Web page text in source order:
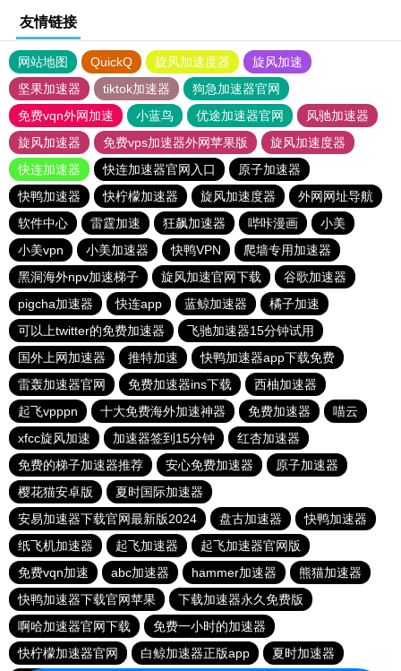
友情链接
网站地图 QuickQ 旋风加速度器
旋风加速
坚果加速器
tiktok加速器
狗急加速器官网
免费vqn外网加速
小蓝鸟 优途加速器官网
风驰加速器
旋风加速器
免费vps加速器外网苹果版
旋风加速度器
快连加速器
快连加速器官网入口
原子加速器
快鸭加速器
快柠檬加速器 旋风加速度器
外网网址导航
软件中心
雷霆加速 狂飙加速器 哔咔漫画
小美
小美vpn
小美加速器 快鸭VPN
爬墙专用加速器
黑洞海外npv加速梯子
旋风加速官网下载
谷歌加速器
pigcha加速器
快连app 蓝鲸加速器
橘子加速
可以上twitter的免费加速器
飞驰加速器15分钟试用
国外上网加速器
推特加速
快鸭加速器app下载免费
雷轰加速器官网
免费加速器ins下载
西柚加速器
起飞vpppn
十大免费海外加速神器 免费加速器
喵云
xfcc旋风加速
加速器签到15分钟
红杏加速器
免费的梯子加速器推荐
安心免费加速器
原子加速器
樱花猫安卓版
夏时国际加速器
安易加速器下载官网最新版2024
盘古加速器
快鸭加速器
纸飞机加速器
起飞加速器
起飞加速器官网版
免费vqn加速
abc加速器 hammer加速器
熊猫加速器
快鸭加速器下载官网苹果
下载加速器永久免费版
啊哈加速器官网下载
免费一小时的加速器
快柠檬加速器官网
白鲸加速器正版app 夏时加速器